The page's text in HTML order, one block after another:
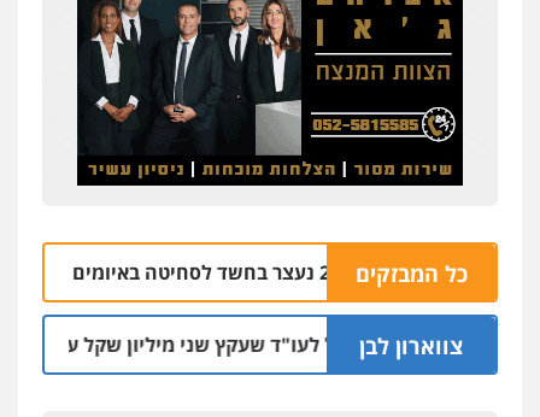
כל המבזקים
נצרת: בן 28 נעצר בחשד לסחיטה באיומים מטלפון שאינו שלו
צווארון לבן
מאסר בפועל לעו"ד שעקץ שני מיליון שקל על דירה